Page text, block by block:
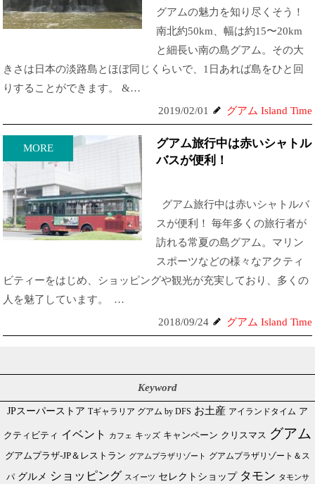
グアムの魅力を知り尽くそう！
南北約50km、幅は約15〜20km
と細長い南の島グアム。その大
きさは日本の淡路島とほぼ同じくらいで、1日あれば島をひと回
りすることができます。 &…
2019/02/01
グアム Island Time
MORE
グアム旅行中は赤いシャトル
バスが便利！
グアム旅行中は赤いシャトルバ
スが便利！ 毎年多くの旅行者が
訪れる常夏の島グアム。マリン
スポーツなどの様々なアクティ
ビティーをはじめ、ショッピングや観光が充実しており、多くの
人を魅了しています。 …
2018/09/24
グアム Island Time
Keyword
JPスーパーストア Tギャラリア グアム by DFS お土産 アイランドタイム ア
クティビティ イベント カフェ キッズ キャンペーン クリスマス グアム
グアムプラザ-JP＆レストラン グアムプラザリゾート グアムプラザリゾート＆ス
パ グルメ ショッピング スイーツ セレクトショップ タモン タモンサ